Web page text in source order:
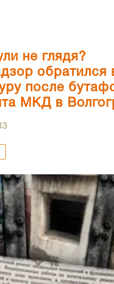
не глядя?
обратился
после
МКД в